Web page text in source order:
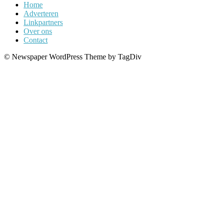
Home
Adverteren
Linkpartners
Over ons
Contact
© Newspaper WordPress Theme by TagDiv